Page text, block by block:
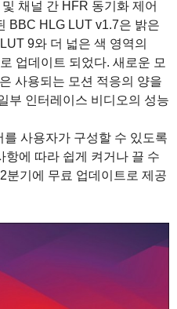
채널 간 HFR 동기화 제어
BBC HLG LUT v1.7은 밝은
9와 더 넓은 색 영역의
업데이트 되었다. 새로운 모
사용되는 모션 적응의 양을
부 인터레이스 비디오의 성능
사용자가 구성할 수 있도록
항에 따라 쉽게 켜거나 끌 수
분기에 무료 업데이트로 제공